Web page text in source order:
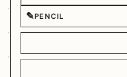
✎PENCIL